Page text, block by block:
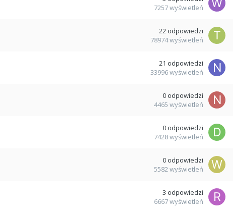
7257wyświetleń
22 odpowiedzi
78974wyświetleń
21 odpowiedzi
33996wyświetleń
0 odpowiedzi
4465 wyświetleń
0 odpowiedzi
7428wyświetleń
0 odpowiedzi
5582wyświetleń
3 odpowiedzi
6667wyświetleń